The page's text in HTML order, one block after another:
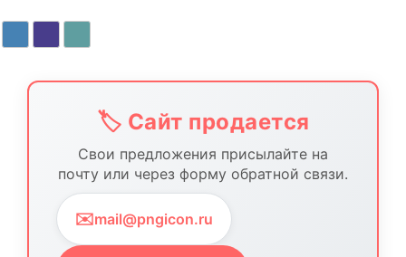
🏷️ Сайт продается
Свои предложения присылайте на
почту или через форму обратной связи.
✉️mail@pngicon.ru